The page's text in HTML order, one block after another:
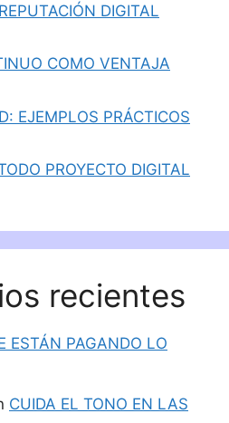
DIGITAL
COMO VENTAJA
EJEMPLOS PRÁCTICOS
PROYECTO DIGITAL
recientes
ESTÁN PAGANDO LO
CUIDA EL TONO EN LAS